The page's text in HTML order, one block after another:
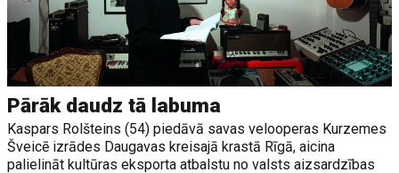
Pārāk daudz tā labuma
Kaspars Rolšteins (54) piedāvā savas velooperas Kurzemes
Šveicē izrādes Daugavas kreisajā krastā Rīgā, aicina
palielināt kultūras eksporta atbalstu no valsts aizsardzības